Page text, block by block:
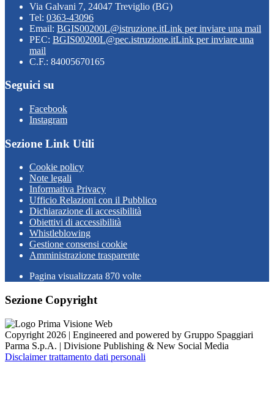
Via Galvani 7, 24047 Treviglio (BG)
Tel: 0363-43096
Email: BGIS00200L@istruzione.itLink per inviare una mail
PEC: BGIS00200L@pec.istruzione.itLink per inviare una
mail
C.F.: 84005670165
Seguici su
Facebook
Instagram
Sezione Link Utili
Cookie policy
Note legali
Informativa Privacy
Ufficio Relazioni con il Pubblico
Dichiarazione di accessibilità
Obiettivi di accessibilità
Whistleblowing
Gestione consensi cookie
Amministrazione trasparente
Pagina visualizzata 870 volte
Sezione Copyright
Copyright 2026 | Engineered and powered by Gruppo Spaggiari
Parma S.p.A. | Divisione Publishing & New Social Media
Disclaimer trattamento dati personali